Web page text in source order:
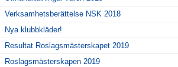
Verksamhetsberättelse NSK 2018
Nya klubbkläder!
Resultat Roslagsmästerskapet 2019
Roslagsmästerskapen 2019